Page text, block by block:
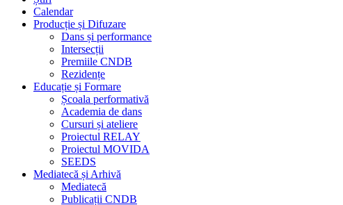
Calendar
Producție și Difuzare
Dans și performance
Intersecții
Premiile CNDB
Rezidențe
Educație și Formare
Școala performativă
Academia de dans
Cursuri și ateliere
Proiectul RELAY
Proiectul MOVIDA
SEEDS
Mediatecă și Arhivă
Mediatecă
Publicații CNDB